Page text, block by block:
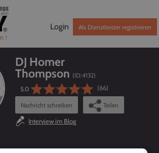
Login Als Dienstleister registrieren
DJ Homer
Thompson (ID:4132)
5,0
(66)
Nachricht schreiben Teilen
Interview im Blog